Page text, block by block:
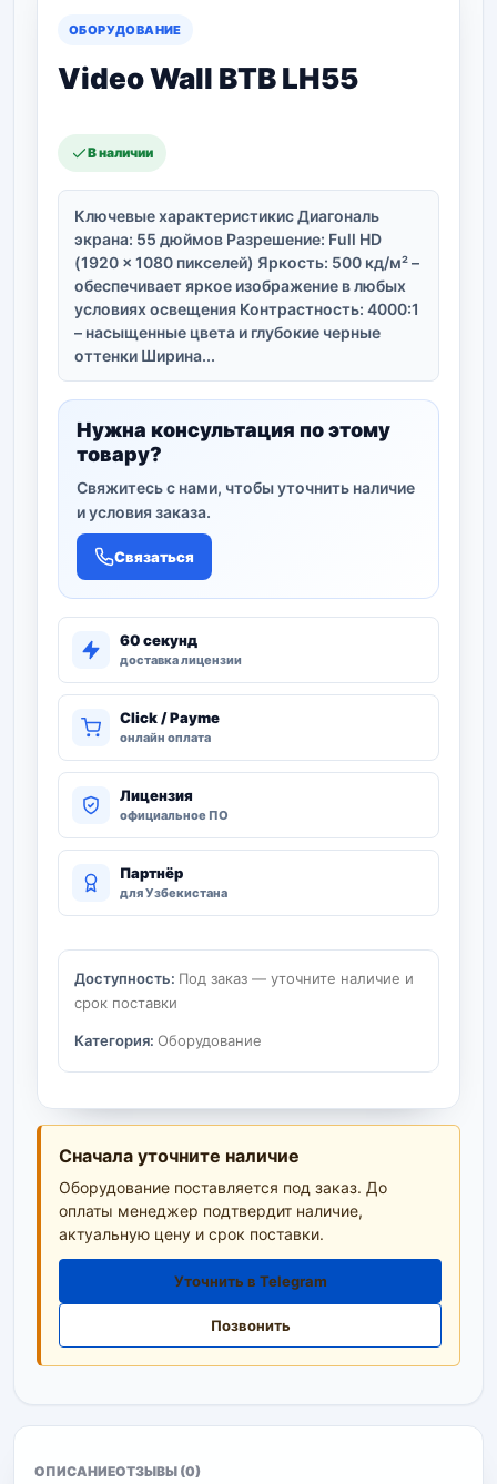
ОБОРУДОВАНИЕ
Video Wall BTB LH55
В наличии
Ключевые характеристикис Диагональ
экрана: 55 дюймов Разрешение: Full HD
(1920 × 1080 пикселей) Яркость: 500 кд/м² –
обеспечивает яркое изображение в любых
условиях освещения Контрастность: 4000:1
– насыщенные цвета и глубокие черные
оттенки Ширина...
Нужна консультация по этому
товару?
Свяжитесь с нами, чтобы уточнить наличие
и условия заказа.
Связаться
60 секунд
доставка лицензии
Click / Payme
онлайн оплата
Лицензия
официальное ПО
Партнёр
для Узбекистана
Доступность: Под заказ — уточните наличие и
срок поставки
Категория: Оборудование
Сначала уточните наличие
Оборудование поставляется под заказ. До
оплаты менеджер подтвердит наличие,
актуальную цену и срок поставки.
Уточнить в Telegram
Позвонить
ОПИСАНИЕОТЗЫВЫ (0)